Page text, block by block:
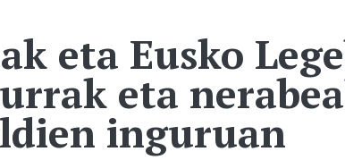
eta Eusko
eta
inguruan